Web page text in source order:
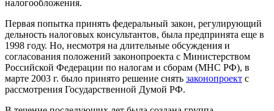
налогообложения.
Первая попытка принять федеральный закон, регулирующий
дельность налоговых консультантов, была предпринята еще в
1998 году. Но, несмотря на длительные обсуждения и
согласования положений законопроекта с Министерством
Российской Федерации по налогам и сборам (МНС РФ), в
марте 2003 г. было принято решение снять законопроект с
рассмотрения Государственной Думой РФ.